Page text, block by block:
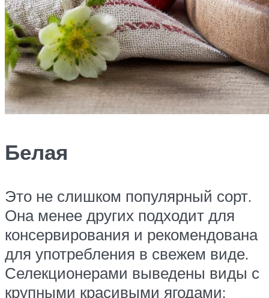
Белая
Это не слишком популярный сорт.
Она менее других подходит для
консервирования и рекомендована
для употребления в свежем виде.
Селекционерами выведены виды с
крупными красивыми ягодами: